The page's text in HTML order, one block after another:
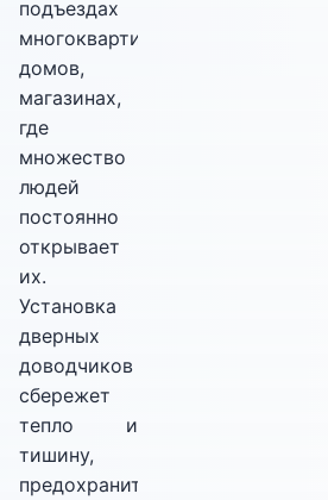
подъездах
многоквартирных
домов,
магазинах,
где
множество
людей
постоянно
открывает
их.
Установка
дверных
доводчиков
сбережет
тепло и
тишину,
предохранит